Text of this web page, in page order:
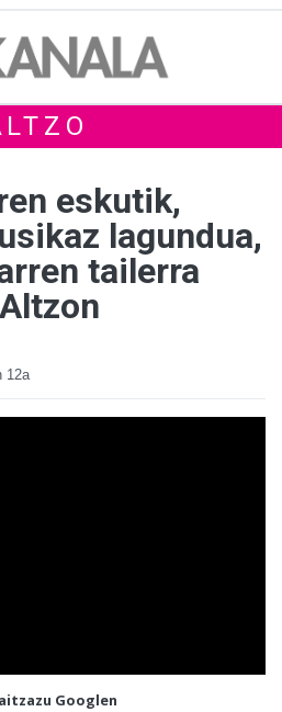
eskutik,
lagundua,
tailerra
12a
Googlen